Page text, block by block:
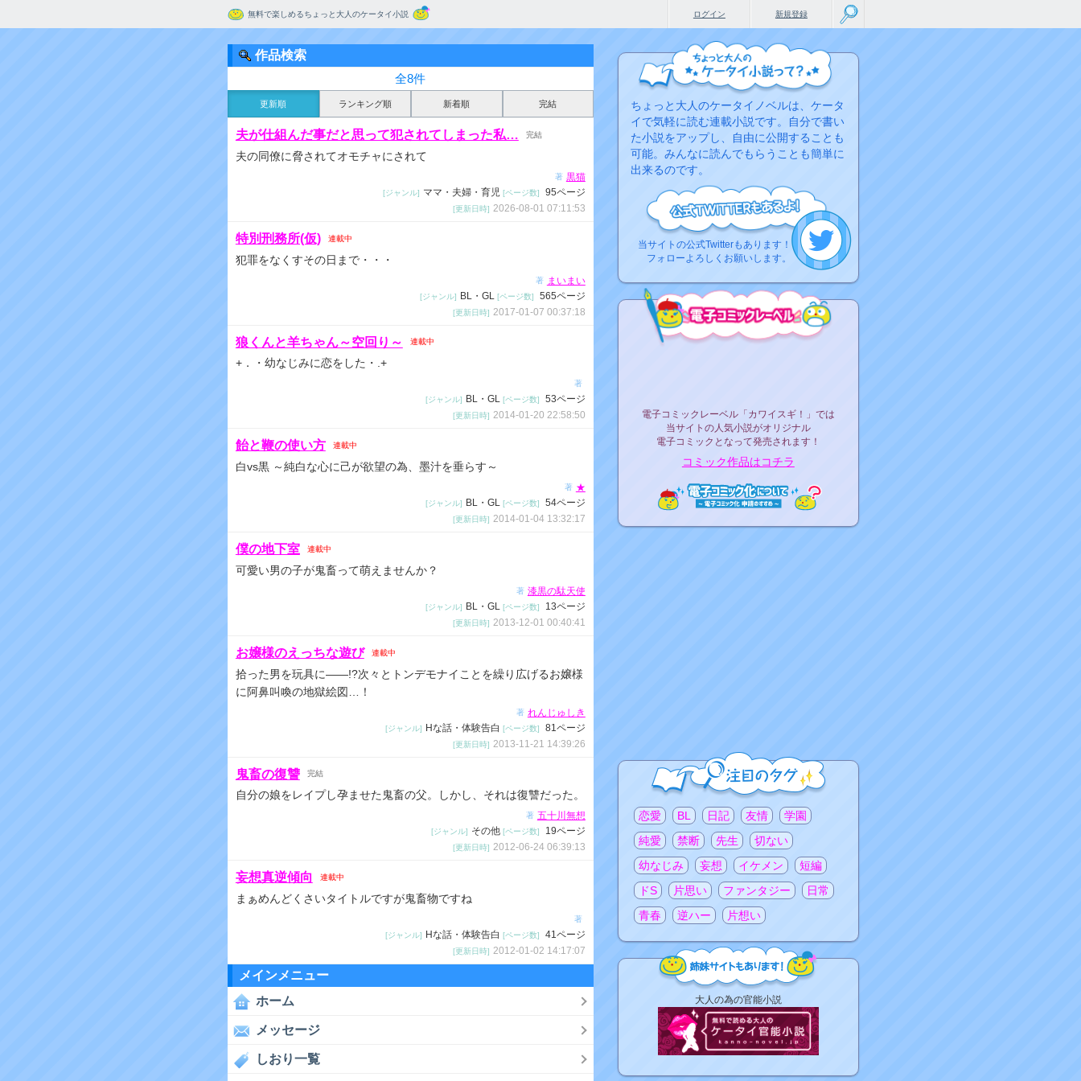
無料で楽しめるちょっと大人のケータイ小説 新規登録
ログイン
作品検索
全8件
更新順 ランキング順 新着順 完結
夫が仕組んだ事だと思って犯されてしまった私… 完結
夫の同僚に脅されてオモチャにされて
著 黒猫
[ジャンル] ママ・夫婦・育児 [ページ数] 95ページ
[更新日時] 2026-08-01 07:11:53
特別刑務所(仮) 連載中
犯罪をなくすその日まで・・・
著 まいまい
[ジャンル] BL・GL [ページ数] 565ページ
[更新日時] 2017-01-07 00:37:18
狼くんと羊ちゃん～空回り～ 連載中
+．・幼なじみに恋をした・.+
著
[ジャンル]
BL・GL [ページ数] 53ページ
[更新日時] 2014-01-20 22:58:50
飴と鞭の使い方 連載中
白vs黒 ～純白な心に己が欲望の為、墨汁を垂らす～
著 ★
[ジャンル] BL・GL [ページ数] 54ページ
[更新日時] 2014-01-04 13:32:17
僕の地下室 連載中
可愛い男の子が鬼畜って萌えませんか？
著 漆黒の駄天使
[ジャンル] BL・GL [ページ数] 13ページ
[更新日時] 2013-12-01 00:40:41
お嬢様のえっちな遊び 連載中
拾った男を玩具に――!?次々とトンデモナイことを繰り広げるお嬢様
に阿鼻叫喚の地獄絵図…！
著 れんじゅしき
[ジャンル] Hな話・体験告白 [ページ数] 81ページ
[更新日時] 2013-11-21 14:39:26
鬼畜の復讐 完結
自分の娘をレイプし孕ませた鬼畜の父。しかし、それは復讐だった。
著 五十川無想
[ジャンル] その他 [ページ数] 19ページ
[更新日時] 2012-06-24 06:39:13
妄想真逆傾向 連載中
まぁめんどくさいタイトルですが鬼畜物ですね
著
[ジャンル]
Hな話・体験告白 [ページ数] 41ページ
[更新日時] 2012-01-02 14:17:07
メインメニュー
ホーム
メッセージ
しおり一覧
ちょっと大人のケータイノベルは、ケータ
イで気軽に読む連載小説です。自分で書い
た小説をアップし、自由に公開することも
可能。みんなに読んでもらうことも簡単に
出来るのです。
当サイトの公式Twitterもあります！
フォローよろしくお願いします。
電子コミックレーベル「カワイスギ！」では
当サイトの人気小説がオリジナル
電子コミックとなって発売されます！
コミック作品はコチラ
注目のタグ
恋愛 BL 日記 友情
学園
純愛
禁断 先生
切ない
幼なじみ
妄想 イケメン
短編
ドS
片思い ファンタジー
日常
青春
逆ハー 片想い
大人の為の官能小説